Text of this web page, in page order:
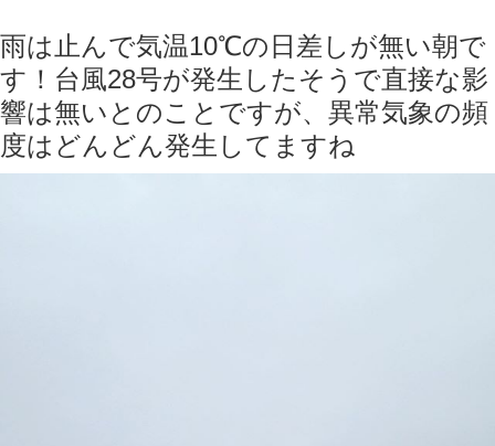
雨は止んで気温10℃の日差しが無い朝で
す！台風28号が発生したそうで直接な影
響は無いとのことですが、異常気象の頻
度はどんどん発生してますね